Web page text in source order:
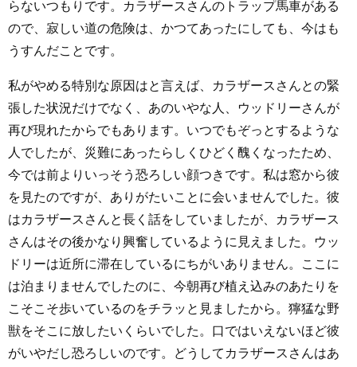
らないつもりです。カラザースさんのトラップ馬車がある
ので、寂しい道の危険は、かつてあったにしても、今はも
うすんだことです。
私がやめる特別な原因はと言えば、カラザースさんとの緊
張した状況だけでなく、あのいやな人、ウッドリーさんが
再び現れたからでもあります。いつでもぞっとするような
人でしたが、災難にあったらしくひどく醜くなったため、
今では前よりいっそう恐ろしい顔つきです。私は窓から彼
を見たのですが、ありがたいことに会いませんでした。彼
はカラザースさんと長く話をしていましたが、カラザース
さんはその後かなり興奮しているように見えました。ウッ
ドリーは近所に滞在しているにちがいありません。ここに
は泊まりませんでしたのに、今朝再び植え込みのあたりを
こそこそ歩いているのをチラッと見ましたから。獰猛な野
獣をそこに放したいくらいでした。口ではいえないほど彼
がいやだし恐ろしいのです。どうしてカラザースさんはあ